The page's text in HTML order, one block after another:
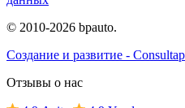
© 2010-2026 bpauto.
Создание и развитие -
Отзывы о нас